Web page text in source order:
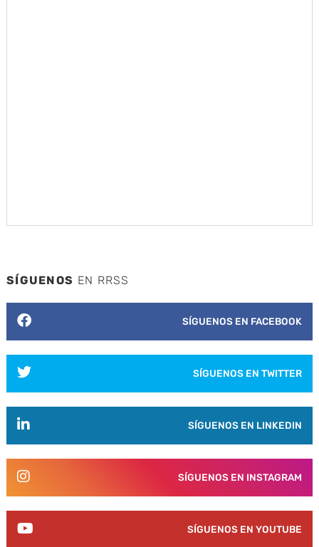
SÍGUENOS EN RRSS
SÍGUENOS EN FACEBOOK
SÍGUENOS EN TWITTER
SÍGUENOS EN LINKEDIN
SÍGUENOS EN INSTAGRAM
SÍGUENOS EN YOUTUBE